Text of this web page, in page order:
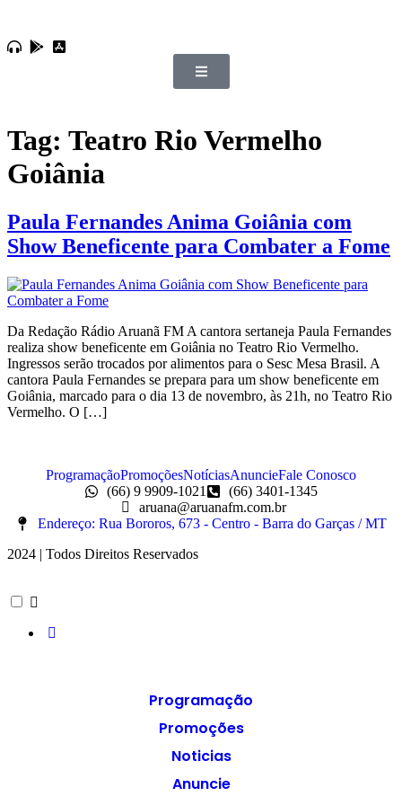
Tag: Teatro Rio Vermelho
Goiânia
Paula Fernandes Anima Goiânia com
Show Beneficente para Combater a Fome
Da Redação Rádio Aruanã FM A cantora sertaneja Paula Fernandes
realiza show beneficente em Goiânia no Teatro Rio Vermelho.
Ingressos serão trocados por alimentos para o Sesc Mesa Brasil. A
cantora Paula Fernandes se prepara para um show beneficente em
Goiânia, marcado para o dia 13 de novembro, às 21h, no Teatro Rio
Vermelho. O […]
ProgramaçãoPromoçõesNotíciasAnuncieFale Conosco
(66) 9 9909-1021
(66) 3401-1345
aruana@aruanafm.com.br
Endereço: Rua Bororos, 673 - Centro - Barra do Garças / MT
2024 | Todos Direitos Reservados
Programação
Promoções
Noticias
Anuncie